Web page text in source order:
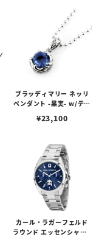
ブラッディマリー ネッリ
ペンダント -果実- w/ティ
¥23,100
カール・ラガーフェルド
ラウンド エッセンシャル -